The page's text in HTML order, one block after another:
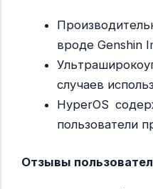
вроде Genshin
случаев
HyperOS
пользователи
Отзывы